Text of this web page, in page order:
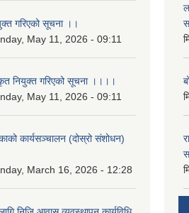
गरिएको सूचना ।।
May 11, 2026 - 09:11
नियुक्त गरिएको सूचना ।।।।
May 11, 2026 - 09:11
कार्यसञ्चालन (दोस्रो संशोधन)
March 16, 2026 - 12:28